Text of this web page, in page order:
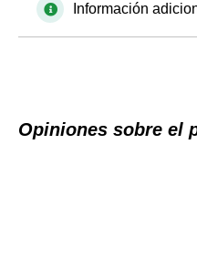
Información
Opiniones sobre el